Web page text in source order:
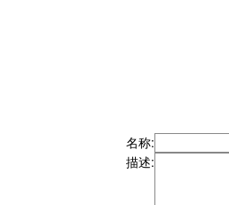
名称:
描述: